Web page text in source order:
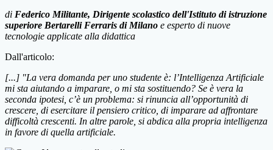
di Federico Militante, Dirigente scolastico dell'Istituto di istruzione
superiore Bertarelli Ferraris di Milano e esperto di nuove
tecnologie applicate alla didattica
Dall'articolo:
[...] "La vera domanda per uno studente è: l’Intelligenza Artificiale
mi sta aiutando a imparare, o mi sta sostituendo? Se è vera la
seconda ipotesi, c’è un problema: si rinuncia all’opportunità di
crescere, di esercitare il pensiero critico, di imparare ad affrontare
difficoltà crescenti. In altre parole, si abdica alla propria intelligenza
in favore di quella artificiale.